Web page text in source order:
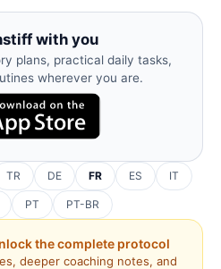
with you
plans, practical daily tasks,
wherever you are.
TR DE FR ES IT
PT PT-BR
the complete protocol
deeper coaching notes, and